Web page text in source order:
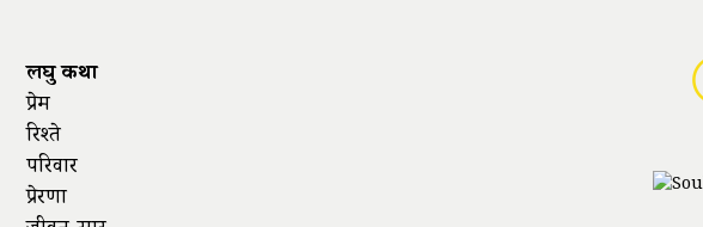
लघु कथा
प्रेम
रिश्ते
परिवार
प्रेरणा